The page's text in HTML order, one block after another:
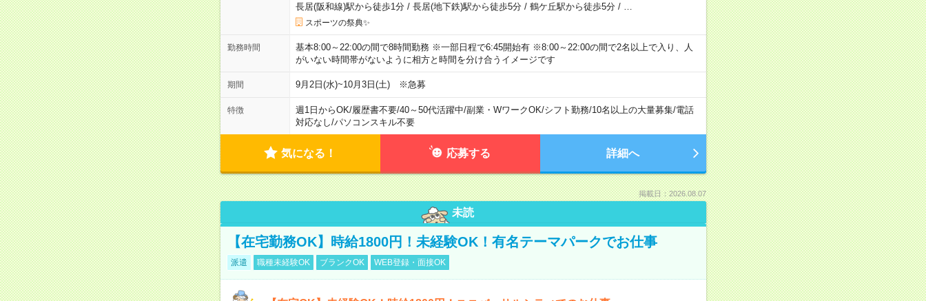
長居(阪和線)駅から徒歩1分/ 長居(地下鉄)駅から徒歩5分/ 鶴ケ丘駅から徒歩5分/
スポーツの祭典✨
勤務時間
基本8:00～22:00の間で8時間勤務 ※一部日程で6:45開始有 ※8:00～22:00の間で2名以上で入り、人
がいない時間帯がないように相方と時間を分け合うイメージです
期間 9月2日(水)~10月3日(土) ※急募
特徴 週1日からOK/履歴書不要/40～50代活躍中/副業・WワークOK/シフト勤務/10名以上の大量募集/電話
対応なし/パソコンスキル不要
気になる！ 応募する 詳細へ
掲載日：2026.08.07
未読
【在宅勤務OK】時給1800円！未経験OK！有名テーマパークでお仕事
派遣 職種未経験OK ブランクOK WEB登録・面接OK